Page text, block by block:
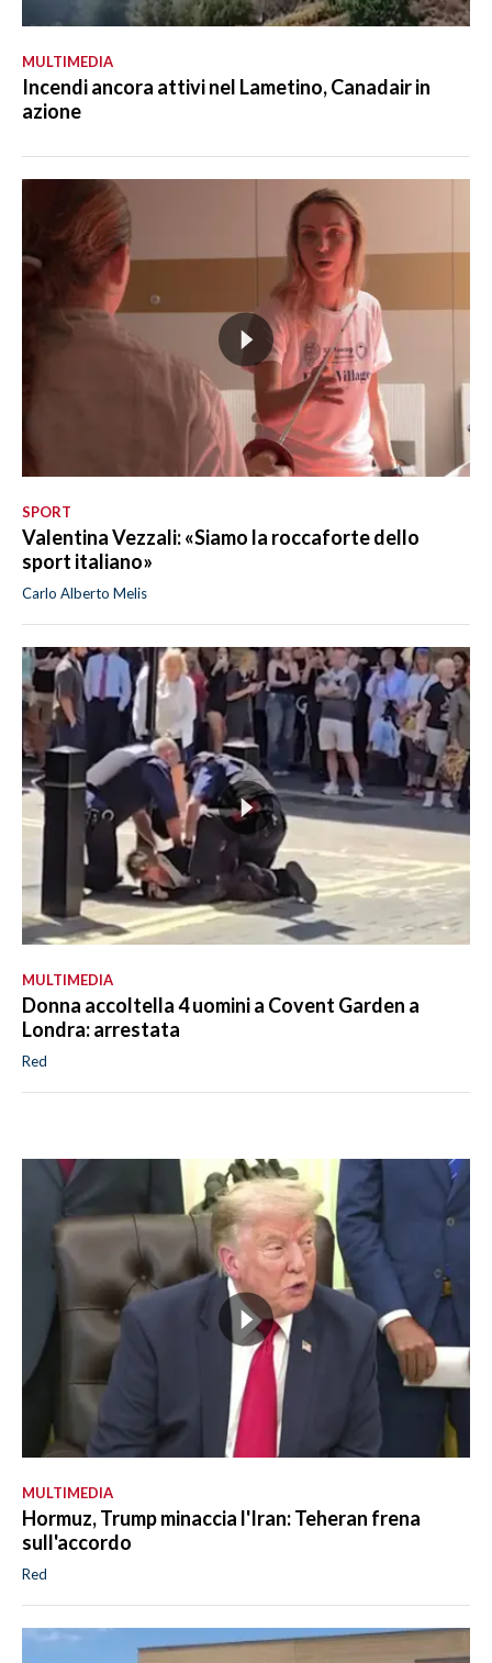
MULTIMEDIA
Incendi ancora attivi nel Lametino, Canadair in
azione
SPORT
Valentina Vezzali: «Siamo la roccaforte dello
sport italiano»
Carlo Alberto Melis
MULTIMEDIA
Donna accoltella 4 uomini a Covent Garden a
Londra: arrestata
Red
MULTIMEDIA
Hormuz, Trump minaccia l'Iran: Teheran frena
sull'accordo
Red